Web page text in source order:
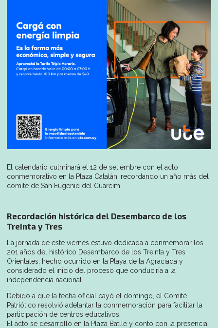
El calendario culminará el 12 de setiembre con el acto
conmemorativo en la Plaza Catalán, recordando un año más del
comité de San Eugenio del Cuareim.
Recordación histórica del Desembarco de los
Treinta y Tres
La jornada de este viernes estuvo dedicada a conmemorar los
201 años del histórico Desembarco de los Treinta y Tres
Orientales, hecho ocurrido en la Playa de la Agraciada y
considerado el inicio del proceso que conduciría a la
independencia nacional.
Debido a que la fecha oficial cayó el domingo, el Comité
Patriótico resolvió adelantar la conmemoración para facilitar la
participación de centros educativos.
El acto se desarrolló en la Plaza Batlle y contó con la presencia